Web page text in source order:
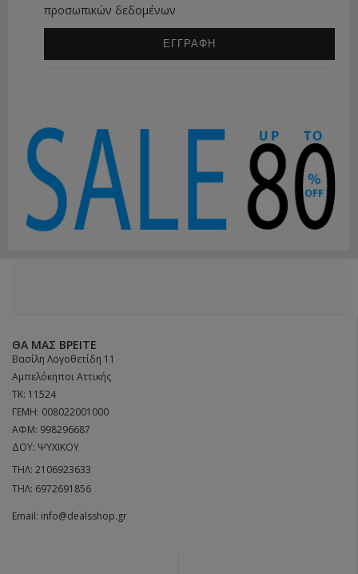
προσωπικών δεδομένων
ΕΓΓΡΑΦΗ
ΘΑ ΜΑΣ ΒΡΕΊΤΕ
Βασίλη Λογοθετίδη 11
Αμπελόκηποι Αττικής
ΤΚ: 11524
ΓΕΜΗ: 008022001000
ΑΦΜ: 998296687
ΔΟΥ: ΨΥΧΙΚΟΥ
ΤΗΛ: 2106923633
ΤΗΛ: 6972691856
Email: info@dealsshop.gr